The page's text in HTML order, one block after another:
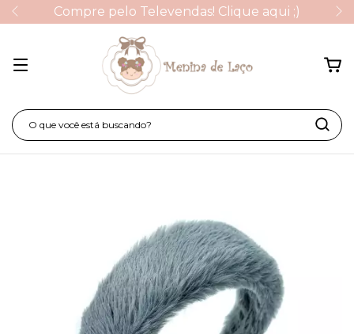
Compre pelo Televendas! Clique aqui ;)